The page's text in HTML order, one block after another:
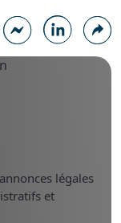
Linked
légales
et